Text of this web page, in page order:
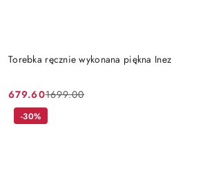
Torebka ręcznie wykonana piękna Inez
Cena
promocyjna:
679.60
Cena
przed
1699.00
-30%